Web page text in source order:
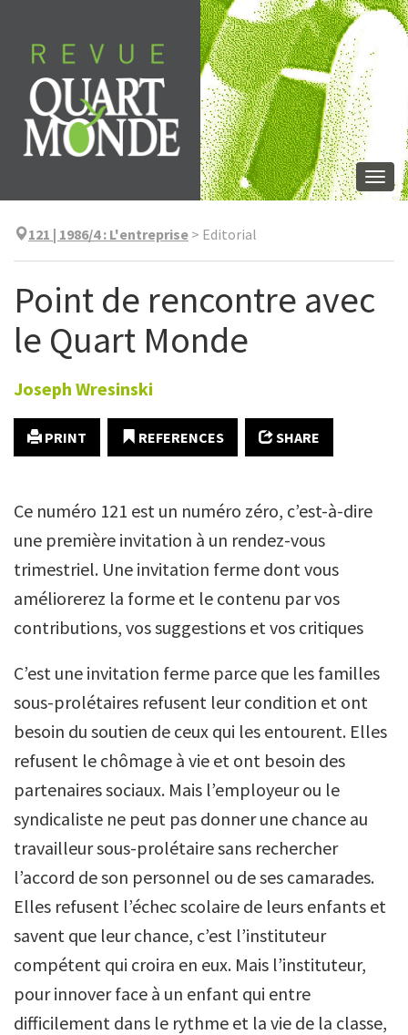
content
121 | 1986/4: L'entreprise > Editorial
Point de rencontre avec
le Quart Monde
Joseph Wresinski
PRINT REFERENCES SHARE
Ce numéro 121 est un numéro zéro, c’est-à-dire
une première invitation à un rendez-vous
trimestriel. Une invitation ferme dont vous
améliorerez la forme et le contenu par vos
contributions, vos suggestions et vos critiques
C’est une invitation ferme parce que les familles
sous-prolétaires refusent leur condition et ont
besoin du soutien de ceux qui les entourent. Elles
refusent le chômage à vie et ont besoin des
partenaires sociaux. Mais l’employeur ou le
syndicaliste ne peut pas donner une chance au
travailleur sous-prolétaire sans rechercher
l’accord de son personnel ou de ses camarades.
Elles refusent l’échec scolaire de leurs enfants et
savent que leur chance, c’est l’instituteur
compétent qui croira en eux. Mais l’instituteur,
pour innover face à un enfant qui entre
difficilement dans le rythme et la vie de la classe,